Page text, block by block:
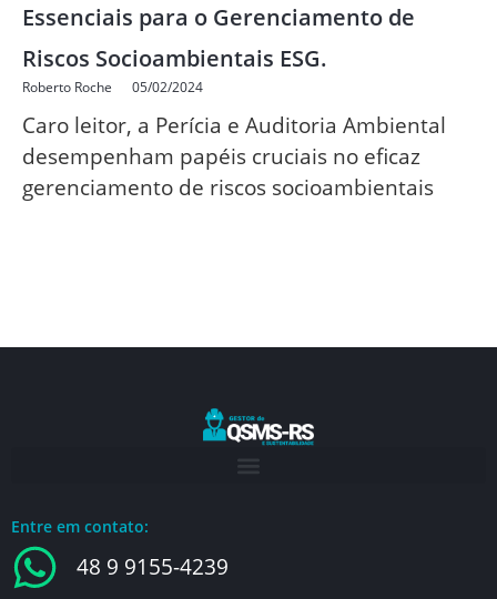
Essenciais para o Gerenciamento de
Riscos Socioambientais ESG.
Roberto Roche 05/02/2024
Caro leitor, a Perícia e Auditoria Ambiental
desempenham papéis cruciais no eficaz
gerenciamento de riscos socioambientais
Entre em contato:
48 9 9155-4239